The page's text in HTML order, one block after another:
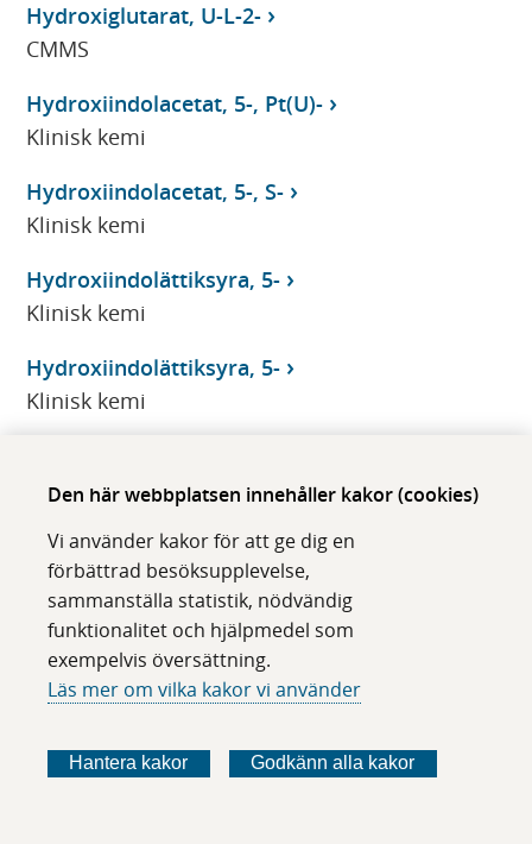
Den här webbplatsen innehåller kakor (cookies)
Vi använder kakor för att ge dig en
förbättrad besöksupplevelse,
sammanställa statistik, nödvändig
funktionalitet och hjälpmedel som
exempelvis översättning.
Läs mer om vilka kakor vi använder
Hantera kakor Godkänn alla kakor
Hydroxiglutarat, U-L-2-
CMMS
Hydroxiindolacetat, 5-, Pt(U)-
Klinisk kemi
Hydroxiindolacetat, 5-, S-
Klinisk kemi
Hydroxiindolättiksyra, 5-
Klinisk kemi
Hydroxiindolättiksyra, 5-
Klinisk kemi
Klinisk kemi
Hydroxiprogesteron, 17-alfa-, S-
Klinisk kemi
hydroxismörsyra
CMMS
CMMS